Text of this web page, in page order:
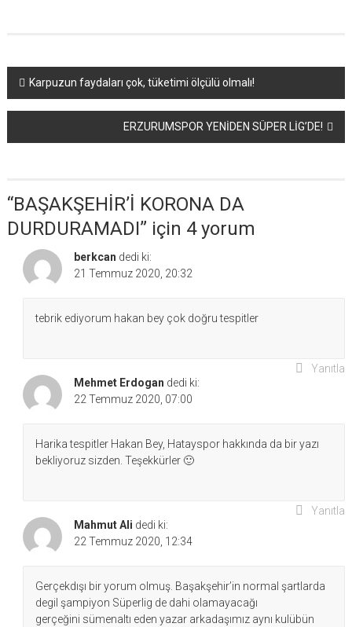
Yazı
dolaşımı
Karpuzun faydaları çok, tüketimi ölçülü olmalı!
ERZURUMSPOR YENİDEN SÜPER LİG’DE!
“BAŞAKŞEHİR’İ KORONA DA
DURDURAMADI” için 4 yorum
berkcan dedi ki:
21 Temmuz 2020, 20:32
tebrik ediyorum hakan bey çok doğru tespitler
Yanıtla
Mehmet Erdogan dedi ki:
22 Temmuz 2020, 07:00
Harika tespitler Hakan Bey, Hatayspor hakkında da bir yazı
bekliyoruz sizden. Teşekkürler 🙂
Yanıtla
Mahmut Ali dedi ki:
22 Temmuz 2020, 12:34
Gerçekdışı bir yorum olmuş. Başakşehir’in normal şartlarda
degil şampiyon Süperlig de dahi olamayacağı
gerçeğini sümenaltı eden yazar arkadaşımız aynı kulübün